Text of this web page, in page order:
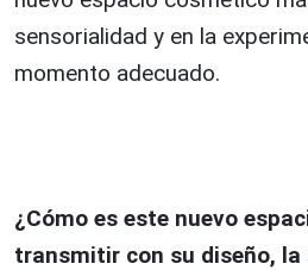
sensorialidad y en la
momento adecuado.
¿Cómo es este nuevo
transmitir con su diseño, la